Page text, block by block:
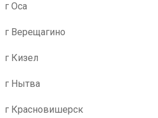
г Оса
г Верещагино
г Кизел
г Нытва
г Красновишерск